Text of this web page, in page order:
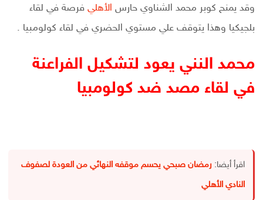
وقد يمنح كوبر محمد الشناوي حارس الأهلي فرصة في لقاء
بلجيكيا وهذا يتوقف علي مستوي الحضري في لقاء كولومبيا .
محمد النني يعود لتشكيل الفراعنة
في لقاء مصد ضد كولومبيا
اقرأ أيضا: رمضان صبحي يحسم موقفه النهائي من العودة لصفوف
النادي الأهلي